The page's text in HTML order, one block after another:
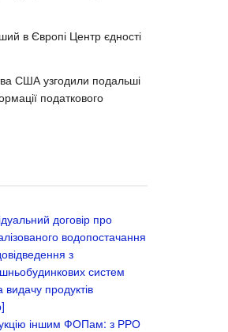
в Європі Центр єдності
США узгодили подальші
податкового
договір про
водопостачання
з
систем
продуктів
іншим ФОПам: з РРО